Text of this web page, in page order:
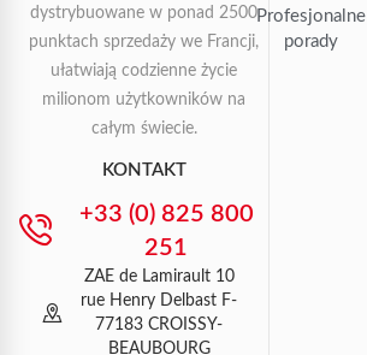
dystrybuowane w ponad 2500
punktach sprzedaży we Francji,
ułatwiają codzienne życie
milionom użytkowników na
całym świecie.
KONTAKT
+33 (0) 825 800
251
ZAE de Lamirault 10
rue Henry Delbast F-
77183 CROISSY-
BEAUBOURG
Profesjonalne
porady